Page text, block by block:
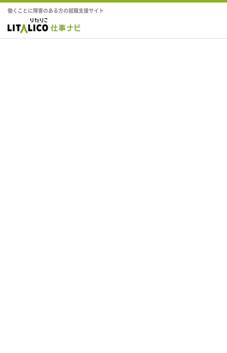
働くことに障害のある方の就職支援サイト